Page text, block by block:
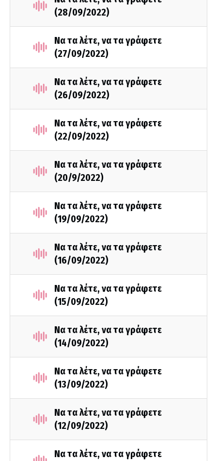
(28/09/2022)
Να τα λέτε, να τα γράφετε
(27/09/2022)
Να τα λέτε, να τα γράφετε
(26/09/2022)
Να τα λέτε, να τα γράφετε
(22/09/2022)
Να τα λέτε, να τα γράφετε
(20/9/2022)
Να τα λέτε, να τα γράφετε
(19/09/2022)
Να τα λέτε, να τα γράφετε
(16/09/2022)
Να τα λέτε, να τα γράφετε
(15/09/2022)
Να τα λέτε, να τα γράφετε
(14/09/2022)
Να τα λέτε, να τα γράφετε
(13/09/2022)
Να τα λέτε, να τα γράφετε
(12/09/2022)
Να τα λέτε, να τα γράφετε